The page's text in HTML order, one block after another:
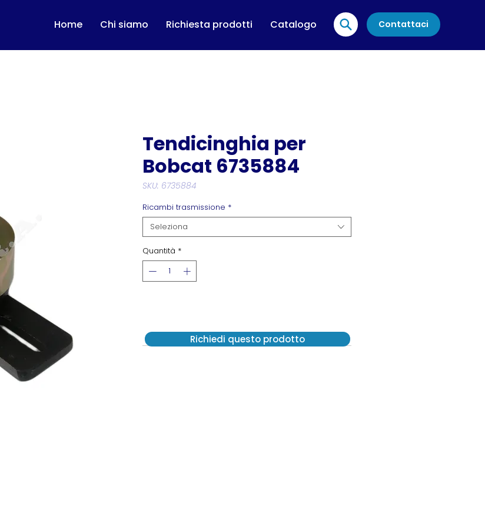
Home Chi siamo Richiesta prodotti Catalogo Contattaci
Tendicinghia per
Bobcat 6735884
SKU: 6735884
Ricambi trasmissione *
Seleziona
Quantità *
Richiedi questo prodotto